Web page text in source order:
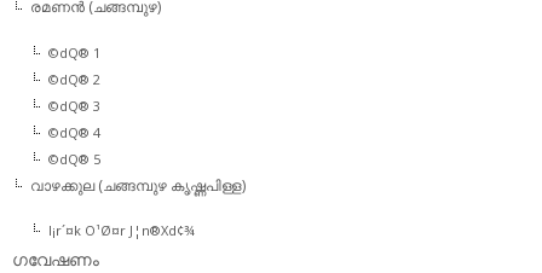
രമണന്‍ (ചങ്ങമ്പുഴ)
©dQ® 1
©dQ® 2
©dQ® 3
©dQ® 4
©dQ® 5
വാഴക്കുല (ചങ്ങമ്പുഴ കൃഷ്ണപിള്ള)
l¡r´¤k O¹Ø¤r J¦n®Xd¢¾
ഗവേഷണം